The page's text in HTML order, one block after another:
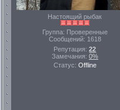
Настоящий рыбак
Группа: Проверенные
Сообщений: 1618
Репутация:22
Замечания: 0%
Статус: Offline